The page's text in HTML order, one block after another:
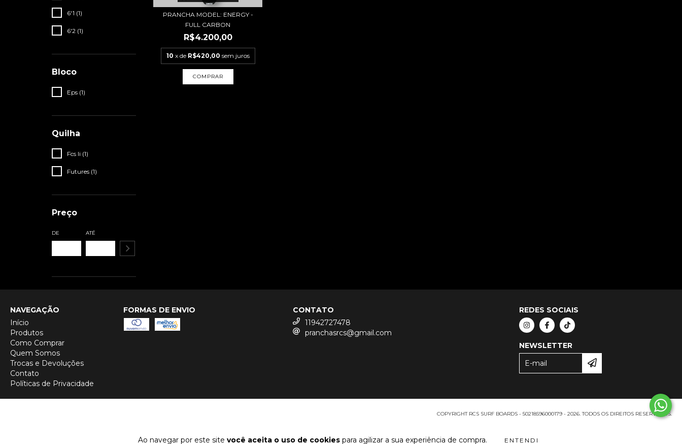
Ao navegar por este site você aceita o uso de cookies para agilizar a sua experiência de compra. ENTENDI
6'1 (1)
6'2 (1)
Bloco
Eps (1)
Quilha
Fcs Ii (1)
Futures (1)
Preço
DE ATÉ
PRANCHA MODEL: ENERGY -
FULL CARBON
R$4.200,00
10 x de R$420,00 sem juros
COMPRAR
NAVEGAÇÃO
Início
Produtos
Como Comprar
Quem Somos
Trocas e Devoluções
Contato
Políticas de Privacidade
FORMAS DE ENVIO
CONTATO
11942727478
pranchasrcs@gmail.com
REDES SOCIAIS
NEWSLETTER
COPYRIGHT RCS SURF BOARDS - 50218596000179 - 2026. TODOS OS DIREITOS RESERVADOS.